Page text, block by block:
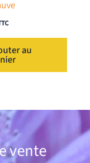
au
vente